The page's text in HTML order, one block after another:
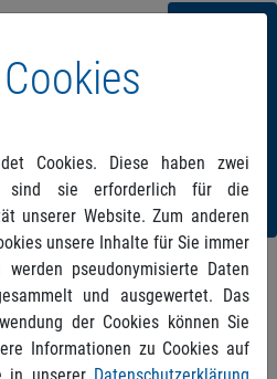
Cookies. Diese haben zwei
sind sie erforderlich für die
unserer Website. Zum anderen
unsere Inhalte für Sie immer
pseudonymisierte Daten
und ausgewertet. Das
der Cookies können Sie
Informationen zu Cookies auf